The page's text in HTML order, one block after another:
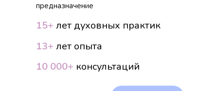
предназначение
15+ лет духовных практик
13+ лет опыта
10 000+ консультаций